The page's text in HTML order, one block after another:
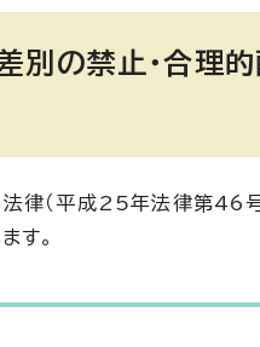
別の禁止・合理
律（平成25年法律第46
す。